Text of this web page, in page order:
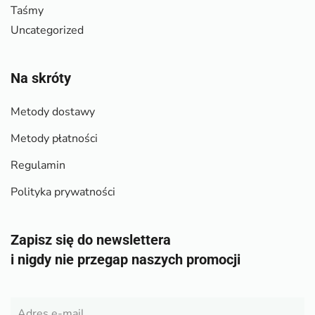
Taśmy
Uncategorized
Na skróty
Metody dostawy
Metody płatności
Regulamin
Polityka prywatności
Zapisz się do newslettera
i nigdy nie przegap naszych promocji